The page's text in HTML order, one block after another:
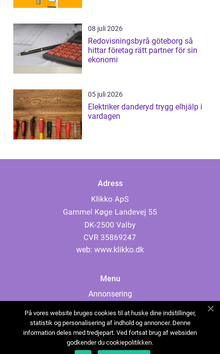
08 juli 2026
Redovisningsbyrå göteborg så
hittar företag rätt partner för sin
ekonomi
05 juli 2026
Elektriker danderyd trygg elhjälp i
vardagen
Adress
web: www.klikko.dk
Menu
Annonsering
Cookies
Kontakta oss
Sitemap
På vores website bruges cookies til at huske dine indstillinger,
statistik og personalisering af indhold og annoncer. Denne
information deles med tredjepart. Ved fortsat brug af websiden
godkender du cookiepolitikken.